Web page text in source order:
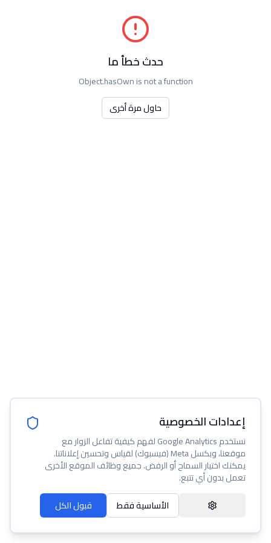
حدث خطأ ما
Object.hasOwn is not a function
حاول مرة أخرى
إعدادات الخصوصية
نستخدم Google Analytics لفهم كيفية تفاعل الزوار مع
موقعنا، وبكسل Meta (فيسبوك) لقياس وتحسين إعلاناتنا.
يمكنك اختيار السماح أو الرفض. جميع وظائف الموقع الأخرى
تعمل بدون أي تتبع.
قبول الكل
الأساسية فقط